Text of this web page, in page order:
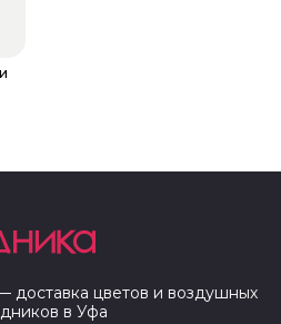
доставка цветов и воздушных
в Уфа